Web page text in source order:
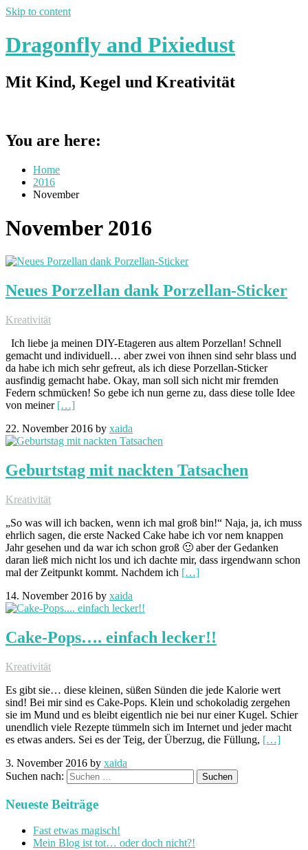
Skip to content
Dragonfly and Pixiedust
Mit Kind, Kegel und Kreativität
You are here:
Home
2016
November
November 2016
Neues Porzellan dank Porzellan-Sticker
Kreativität
Ich liebe ja meinen DIY-Etageren aus altem Porzellan! Schnell
gemacht und individuell… aber zwei von ihnen sind sehr blass und
da habe ich mich sehr gefreut, als ich diese Porzellan-Sticker
ausfindig gemacht habe. Okay, man soll sich nicht mir fremden
Federn schmücken! So gebe ich nun gerne zu, dass diese tolle Idee
von meiner […]
22. November 2016 by xaida
Geburtstag mit nackten Tatsachen
Kreativität
„So was will ich backen, wenn ich mal groß bin!“ Naja, ja, ich muss
ehrlich sagen, die erste Nacked Cake habe ich vor nem knappen
Jahr gesehen und da war ich schon groß 🙂 aber der Gedanken
daran ließ mich nicht los und ich dachte mir, dass irgendwann schon
mal der Zeitpunkt kommt. Nachdem ich […]
14. November 2016 by xaida
Cake-Pops…. einfach lecker!!
Kreativität
Es gibt sie… diese kleinen, süßen Sünden die jede Kalorie wert
sind! Bei mir sind es Cake-Pops. Klein und schokoladig zergehen
sie im Mund und es bleibt eigentlich nie bei nur einer Kugel. Schier
unendlich viele Rezepte tümmeln sich im Internet und jeder macht
es etwas anders. Sei es der Teig, der Überzug, die Füllung, […]
3. November 2016 by xaida
Suchen nach:
Neueste Beiträge
Fast etwas magisch!
Mein Blog ist tot… oder doch nicht?!